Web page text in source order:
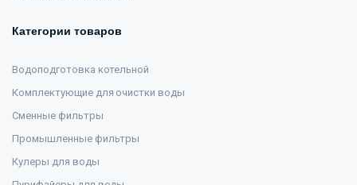
Категории товаров
Водоподготовка котельной
Комплектующие для очистки воды
Сменные фильтры
Промышленные фильтры
Кулеры для воды